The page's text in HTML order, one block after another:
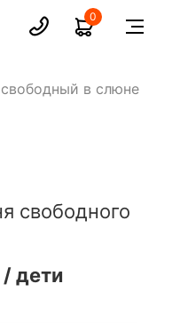
0
в слюне
свободного
дети